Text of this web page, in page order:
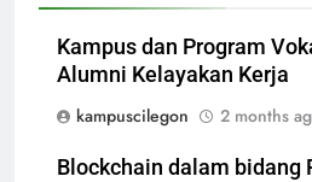
Kampus dan Program
Alumni Kelayakan Kerja
kampuscilegon
2 months
Blockchain dalam bidang